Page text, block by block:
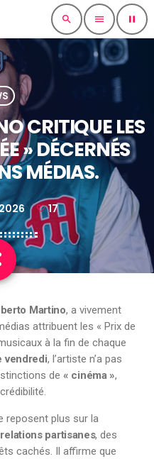
search menu pause
CRITIQUE LES
» DÉCERNÉS
MÉDIAS.
17
Martino, a vivement
attribuent les « Prix de
à la fin de chaque
vendredi, l’artiste n’a pas
de « cinéma »,
reposent plus sur la
relations partisanes, des
cachés. Il affirme que